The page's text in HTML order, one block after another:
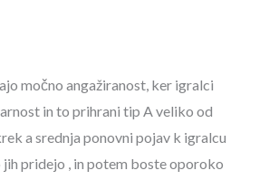
močno angažiranost, ker igralci
in to prihrani tip A veliko od
a srednja ponovni pojav k igralcu
pridejo , in potem boste oporoko